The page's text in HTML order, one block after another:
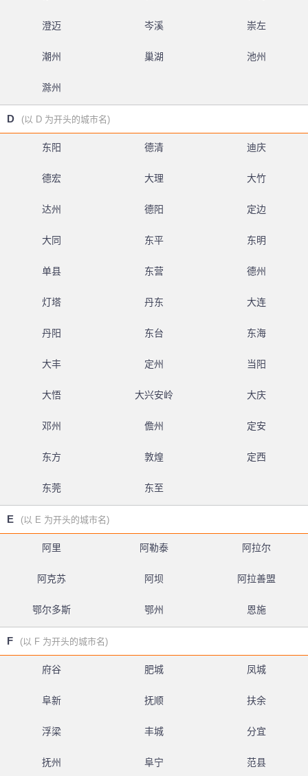
澄迈 岑溪 崇左
潮州 巢湖 池州
滁州
D (以 D 为开头的城市名)
东阳 德清 迪庆
德宏 大理 大竹
达州 德阳 定边
大同 东平 东明
单县 东营 德州
灯塔 丹东 大连
丹阳 东台 东海
大丰 定州 当阳
大悟 大兴安岭 大庆
邓州 儋州 定安
东方 敦煌 定西
东莞 东至
E (以 E 为开头的城市名)
阿里 阿勒泰 阿拉尔
阿克苏 阿坝 阿拉善盟
鄂尔多斯 鄂州 恩施
F (以 F 为开头的城市名)
府谷 肥城 凤城
阜新 抚顺 扶余
浮梁 丰城 分宜
抚州 阜宁 范县